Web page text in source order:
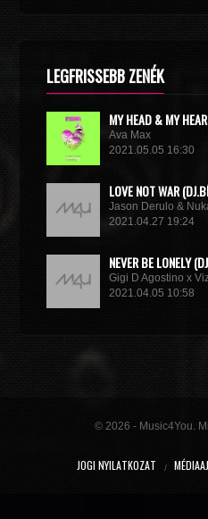
LEGFRISSEBB ZENÉK
MY HEAD & MY
Ava Max
2021.05.05 16:30
LOVE NOT WAR
Jason Derulo &
2021.04.27 19:24
NEVER BE LONELY
Gigi D Agostino x
2021.04.05 10:58
GET IN TROUBLE
Willcox
KUNG FU (EXTENDED
© 2026 - Music4You.
JOGI NYILATKOZAT